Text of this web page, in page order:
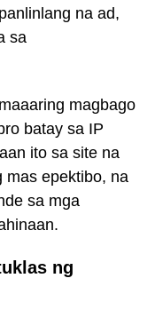
na ad,
sa
magbago
batay sa IP
ito sa site na
mas epektibo, na
sa mga
ng